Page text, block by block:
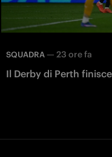
SQUADRA — 23 ore fa
Il Derby di Perth